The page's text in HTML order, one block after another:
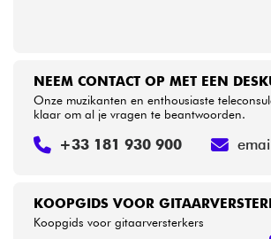
KOOPGIDS VOOR
Koopgids voor gitaarversterkers
NEEM CONTACT OP MET EEN
Onze muzikanten en enthousiaste
klaar om al je vragen te beantwoorden.
+33 181 930 900